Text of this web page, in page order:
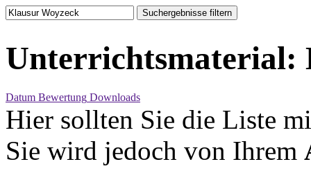
Suchergebnisse filtern
Unterrichtsmaterial:
Datum Bewertung Downloads
Hier sollten Sie die Liste
Sie wird jedoch von Ihrem